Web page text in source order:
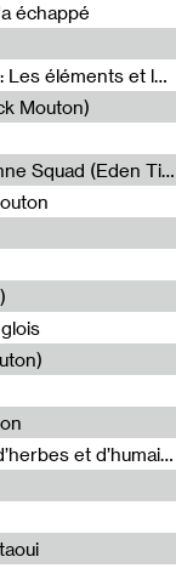
échappé
Sous le paysage - Habiter les éléments #1 : Les éléments et les débordements du vivant
Mouton)
Non à l'émigration Clandestine - Rukku Djinne Squad (Eden Tinto Collins)
Paysages animés #3 : Prairies – Histoires d’herbes et d’humains